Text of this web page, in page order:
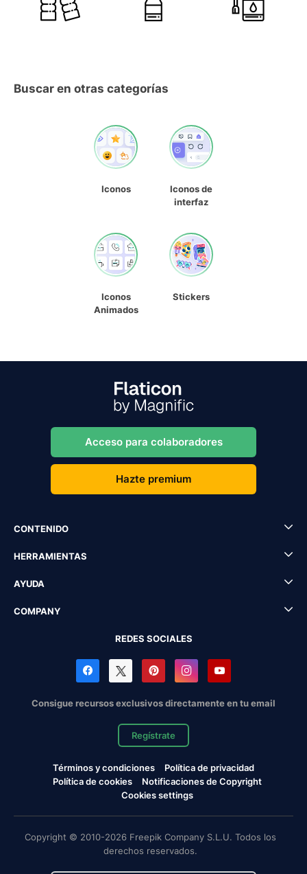
Buscar en otras categorías
Iconos
Iconos de
interfaz
Iconos
Animados
Stickers
Acceso para colaboradores
Hazte premium
CONTENIDO
HERRAMIENTAS
AYUDA
COMPANY
REDES SOCIALES
Consigue recursos exclusivos directamente en tu email
Regístrate
Términos y condiciones
Política de privacidad
Política de cookies
Notificaciones de Copyright
Cookies settings
Copyright © 2010-2026 Freepik Company S.L.U. Todos los
derechos reservados.